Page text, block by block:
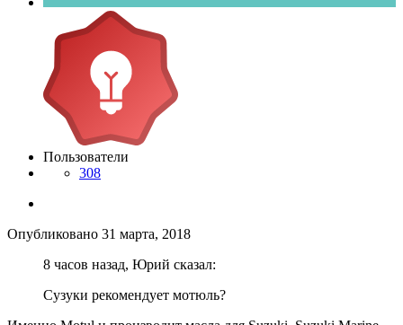
Пользователи
308
Опубликовано 31 марта, 2018
8 часов назад, Юрий сказал:
Сузуки рекомендует мотюль?